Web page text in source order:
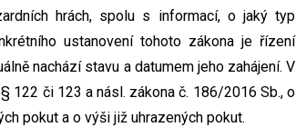
hrách, spolu s informací, o jaký typ
ustanovení tohoto zákona je řízení
nachází stavu a datumem jeho zahájení. V
122 či 123 a násl. zákona č. 186/2016 Sb., o
pokut a o výši již uhrazených pokut.